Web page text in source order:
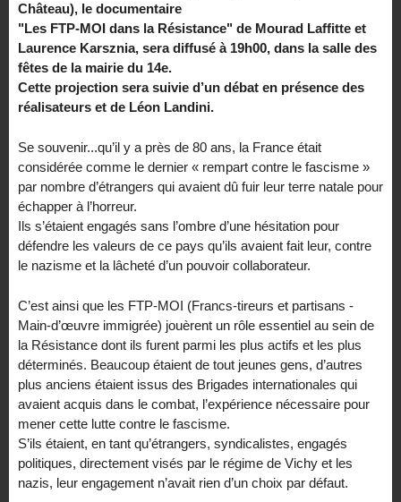
Château), le documentaire
"Les FTP-MOI dans la Résistance" de Mourad Laffitte et
Laurence Karsznia, sera diffusé à 19h00, dans la salle des
fêtes de la mairie du 14e.
Cette projection sera suivie d’un débat en présence des
réalisateurs et de Léon Landini.
Se souvenir...qu’il y a près de 80 ans, la France était
considérée comme le dernier « rempart contre le fascisme »
par nombre d’étrangers qui avaient dû fuir leur terre natale pour
échapper à l’horreur.
Ils s’étaient engagés sans l’ombre d’une hésitation pour
défendre les valeurs de ce pays qu’ils avaient fait leur, contre
le nazisme et la lâcheté d’un pouvoir collaborateur.
C’est ainsi que les FTP-MOI (Francs-tireurs et partisans -
Main-d’œuvre immigrée) jouèrent un rôle essentiel au sein de
la Résistance dont ils furent parmi les plus actifs et les plus
déterminés. Beaucoup étaient de tout jeunes gens, d’autres
plus anciens étaient issus des Brigades internationales qui
avaient acquis dans le combat, l’expérience nécessaire pour
mener cette lutte contre le fascisme.
S’ils étaient, en tant qu’étrangers, syndicalistes, engagés
politiques, directement visés par le régime de Vichy et les
nazis, leur engagement n’avait rien d’un choix par défaut.